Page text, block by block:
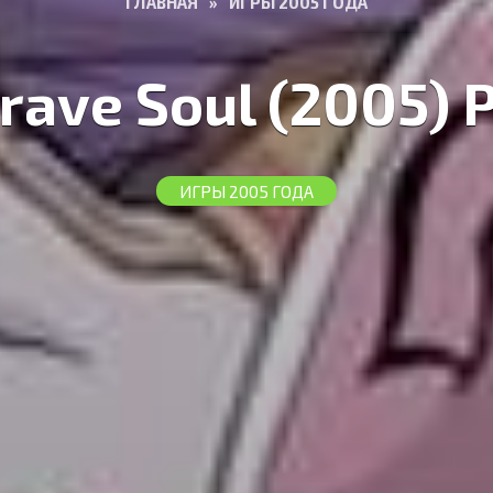
Soul (2005)
ИГРЫ 2005 ГОДА